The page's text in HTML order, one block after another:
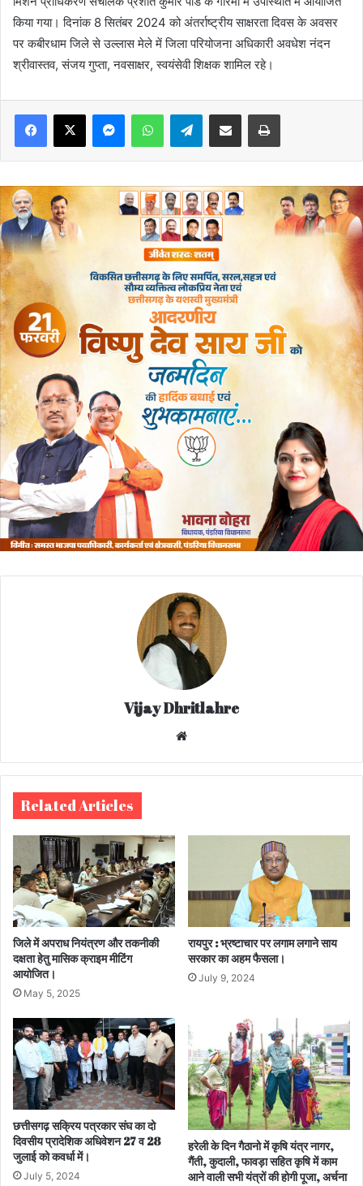
किया गया। दिनांक 8 सितंबर 2024 को अंतर्राष्ट्रीय साक्षरता दिवस के अवसर
पर कबीरधाम जिले से उल्लास मेले में जिला परियोजना अधिकारी अवधेश नंदन
श्रीवास्तव, संजय गुप्ता, नवसाक्षर, स्वयंसेवी शिक्षक शामिल रहे।
Telegram
Vijay Dhritlahre
te
Related Articles
जिले में अपराध नियंत्रण और तकनीकी
दक्षता हेतु मासिक क्राइम मीटिंग
आयोजित।
May 5, 2025
रायपुर : भ्रष्टाचार पर लगाम लगाने साय
सरकार का अहम फैसला।
July 9, 2024
छत्तीसगढ़ सक्रिय पत्रकार संघ का दो
दिवसीय प्रादेशिक अधिवेशन 27 व 28
जुलाई को कवर्धा में।
July 5, 2024
हरेली के दिन गैठानो में कृषि यंत्र नागर,
गैंती, कुदाली, फावड़ा सहित कृषि में काम
आने वाली सभी यंत्रों की होगी पूजा, अर्चना